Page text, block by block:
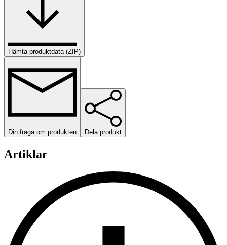
Hämta produktdata (ZIP)
Din fråga om produkten Dela produkt
Artiklar